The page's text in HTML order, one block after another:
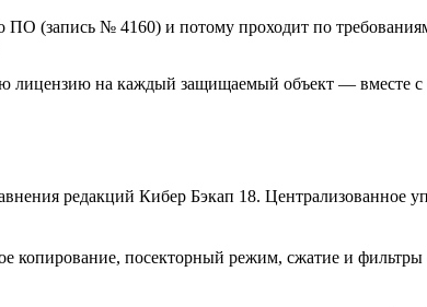
ПО (запись № 4160) и потому проходит по
на каждый защищаемый объект — вместе с
редакций Кибер Бэкап 18. Централизованное
копирование, посекторный режим, сжатие и